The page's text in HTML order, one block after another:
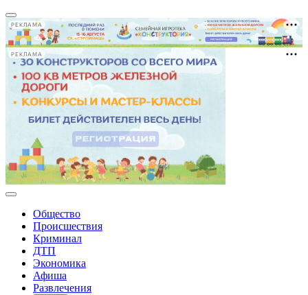
РЕКЛАМА
РЕКЛАМА
Общество
Происшествия
Криминал
ДТП
Экономика
Афиша
Развлечения